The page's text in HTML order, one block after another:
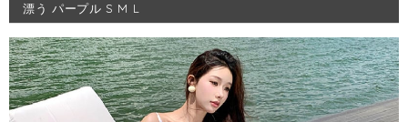
漂う パープル S M L